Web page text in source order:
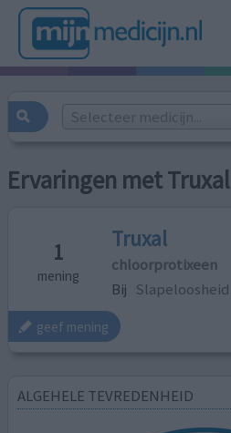
Selecteer medicijn...
Ervaringen met Truxal
1
mening
Truxal
chloorprotixeen
Bij Slapeloosheid
geef mening
ALGEHELE TEVREDENHEID